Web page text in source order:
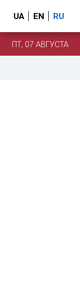
UA EN RU
ПТ, 07 АВГУСТА